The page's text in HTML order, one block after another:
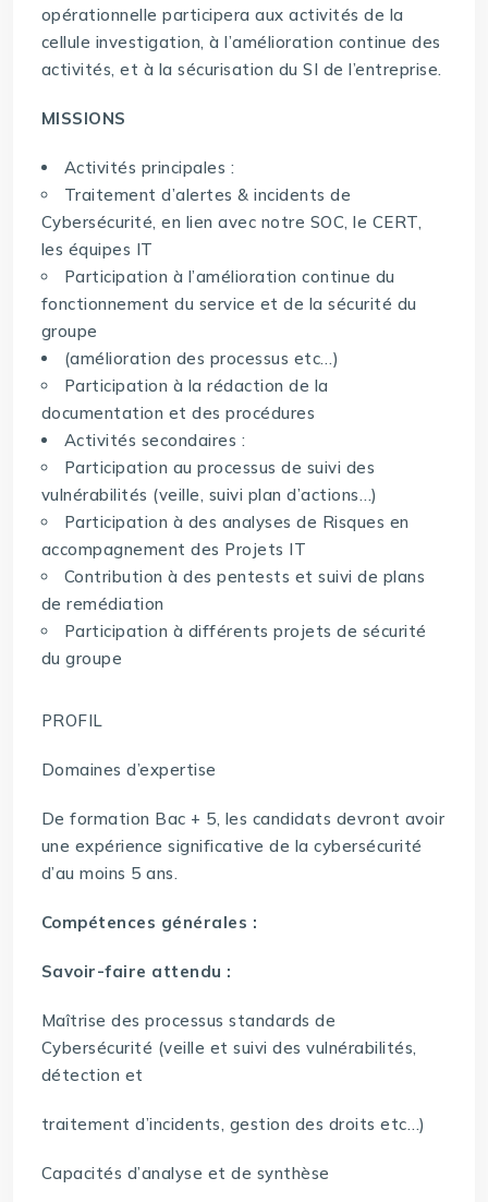
opérationnelle participera aux activités de la
cellule investigation, à l’amélioration continue des
activités, et à la sécurisation du SI de l’entreprise.
MISSIONS
Activités principales :
Traitement d’alertes & incidents de
Cybersécurité, en lien avec notre SOC, le CERT,
les équipes IT
Participation à l’amélioration continue du
fonctionnement du service et de la sécurité du
groupe
(amélioration des processus etc…)
Participation à la rédaction de la
documentation et des procédures
Activités secondaires :
Participation au processus de suivi des
vulnérabilités (veille, suivi plan d’actions…)
Participation à des analyses de Risques en
accompagnement des Projets IT
Contribution à des pentests et suivi de plans
de remédiation
Participation à différents projets de sécurité
du groupe
PROFIL
Domaines d’expertise
De formation Bac + 5, les candidats devront avoir
une expérience significative de la cybersécurité
d’au moins 5 ans.
Compétences générales :
Savoir-faire attendu :
Maîtrise des processus standards de
Cybersécurité (veille et suivi des vulnérabilités,
détection et
traitement d’incidents, gestion des droits etc…)
Capacités d’analyse et de synthèse